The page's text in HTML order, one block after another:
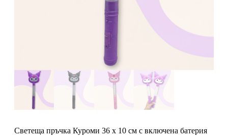
Светеща пръчка Куроми 36 х 10 см с включена батерия